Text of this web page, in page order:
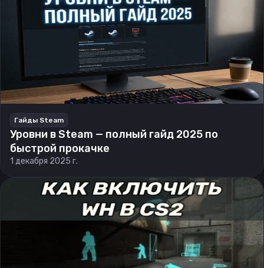
Гайды Steam
Уровни в Steam — полный гайд 2025 по
быстрой прокачке
1 декабря 2025 г.